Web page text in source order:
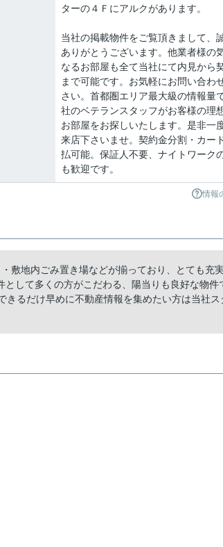
ターの４Ｆにアルクがあります。
当社の掲載物件をご覧頂きまして、
ありがとうございます。他業者様の
なるお部屋も全て当社にて内見から
まで可能です。お気軽にお問い合わ
さい。首都圏エリア最大級の情報量
社のベテランスタッフがお客様の理
お部屋をお探しいたします。是非一
来店下さいませ。契約金分割・カー
払可能。保証人不要、ナイトワーク
も歓迎です。
情報
敷地内ごみ置き場などが揃っており、とても充
して多くの方がこだわる、陽当りも良好な物件
るだけ早めに不動産情報を集めたい方は当社ス